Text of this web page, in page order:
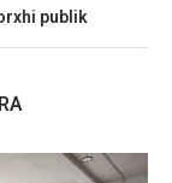
publik